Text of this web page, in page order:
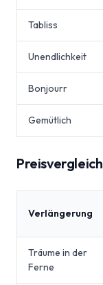
Tabliss
Unendlichkeit
Bonjourr
Gemütlich
Preisvergleich
Verlängerung
Träume in der
Ferne